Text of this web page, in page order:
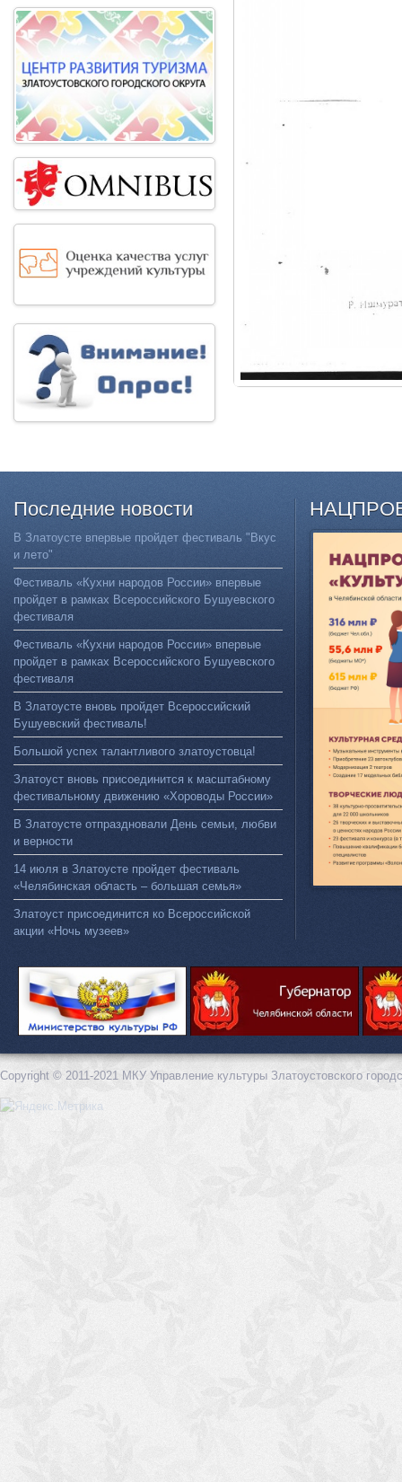
Последние новости
В Златоусте впервые пройдет фестиваль "Вкус
и лето"
Фестиваль «Кухни народов России» впервые
пройдет в рамках Всероссийского Бушуевского
фестиваля
Фестиваль «Кухни народов России» впервые
пройдет в рамках Всероссийского Бушуевского
фестиваля
В Златоусте вновь пройдет Всероссийский
Бушуевский фестиваль!
Большой успех талантливого златоустовца!
Златоуст вновь присоединится к масштабному
фестивальному движению «Хороводы России»
В Златоусте отпраздновали День семьи, любви
и верности
14 июля в Златоусте пройдет фестиваль
«Челябинская область – большая семья»
Златоуст присоединится ко Всероссийской
акции «Ночь музеев»
Copyright © 2011-2021 МКУ Управление культуры Златоустовского